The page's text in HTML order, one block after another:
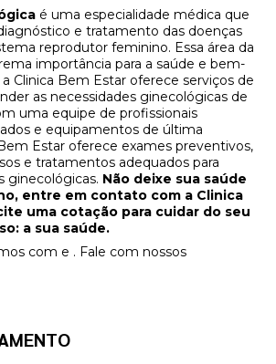
é uma especialidade médica que
e tratamento das doenças
reprodutor feminino. Essa área da
importância para a saúde e bem-
Clinica Bem Estar oferece serviços de
as necessidades ginecológicas de
uma equipe de profissionais
e equipamentos de última
Estar oferece exames preventivos,
e tratamentos adequados para
ginecológicas. Não deixe sua saúde
entre em contato com a Clinica
uma cotação para cuidar do seu
a sua saúde.
com e . Fale com nossos